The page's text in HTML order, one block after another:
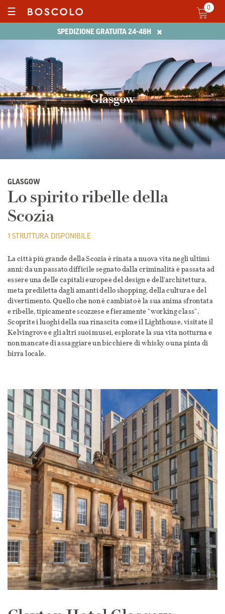
SPEDIZIONE GRATUITA 24-48H ×
☰ 0
Glasgow
GLASGOW
Lo spirito ribelle della
Scozia
1 STRUTTURA DISPONIBILE
La città più grande della Scozia è rinata a nuova vita negli ultimi
anni: da un passato difficile segnato dalla criminalità è passata ad
essere una delle capitali europee del design e dell'architettura,
meta prediletta dagli amanti dello shopping, della cultura e del
divertimento. Quello che non è cambiato è la sua anima sfrontata
e ribelle, tipicamente scozzese e fieramente "working class".
Scoprite i luoghi della sua rinascita come il Lighthouse, visitate il
Kelvingrove e gli altri suoi musei, esplorate la sua vita notturna e
non mancate di assaggiare un bicchiere di whisky o una pinta di
birra locale.